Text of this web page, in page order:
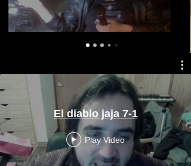
El diablo jaja 7-1
Play Video